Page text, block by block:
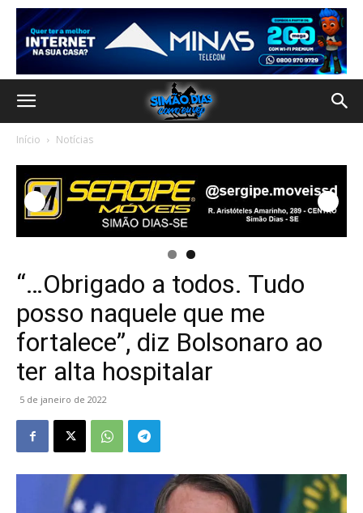
Início Notícias
“…Obrigado a todos. Tudo
posso naquele que me
fortalece”, diz Bolsonaro ao
ter alta hospitalar
5 de janeiro de 2022